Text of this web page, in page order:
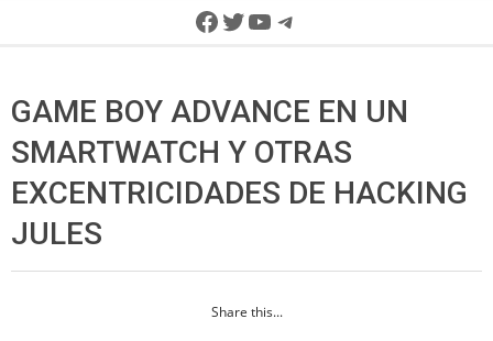
Facebook
Twitter
YouTube
Telegram
GAME BOY ADVANCE EN UN
SMARTWATCH Y OTRAS
EXCENTRICIDADES DE HACKING
JULES
Share this...